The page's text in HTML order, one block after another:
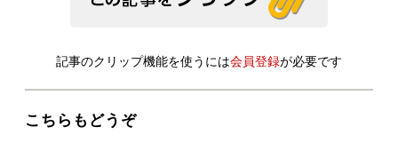
記事のクリップ機能を使うには会員登録が必要です
こちらもどうぞ